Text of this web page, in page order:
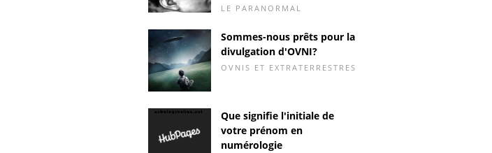
LE PARANORMAL
Sommes-nous prêts pour la
divulgation d'OVNI?
OVNIS ET EXTRATERRESTRES
Que signifie l'initiale de
votre prénom en
numérologie